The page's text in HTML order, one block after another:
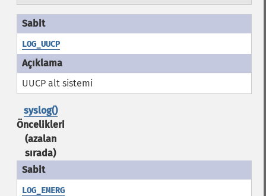
LOG_UUCP
UUCP alt sistemi
syslog()
Öncelikleri
(azalan
sırada)
LOG_EMERG